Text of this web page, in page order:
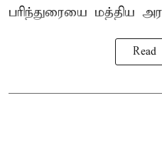
பரிந்துரையை மத்திய
Read